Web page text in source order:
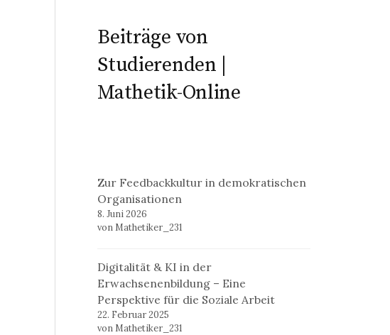
Beiträge von
Studierenden |
Mathetik-Online
Zur Feedbackkultur in demokratischen
Organisationen
8. Juni 2026
von Mathetiker_231
Digitalität & KI in der
Erwachsenenbildung – Eine
Perspektive für die Soziale Arbeit
22. Februar 2025
von Mathetiker_231